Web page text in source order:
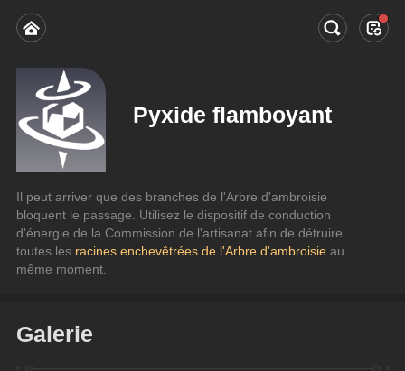
Pyxide flamboyant
Il peut arriver que des branches de l'Arbre d'ambroisie
bloquent le passage. Utilisez le dispositif de conduction
d'énergie de la Commission de l'artisanat afin de détruire
toutes les racines enchevêtrées de l'Arbre d'ambroisie au
même moment.
Galerie